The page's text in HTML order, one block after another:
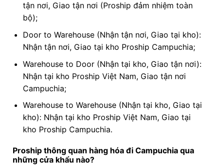
tận nơi, Giao tận nơi (Proship đảm nhiệm toàn
bộ);
Door to Warehouse (Nhận tận nơi, Giao tại kho):
Nhận tận nơi, Giao tại kho Proship Campuchia;
Warehouse to Door (Nhận tại kho, Giao tận nơi):
Nhận tại kho Proship Việt Nam, Giao tận nơi
Campuchia;
Warehouse to Warehouse (Nhận tại kho, Giao tại
kho): Nhận tại kho Proship Việt Nam, Giao tại
kho Proship Campuchia.
Proship thông quan hàng hóa đi Campuchia qua
những cửa khẩu nào?